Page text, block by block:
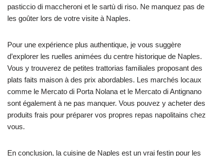
pasticcio di maccheroni et le sartù di riso. Ne manquez pas de
les goûter lors de votre visite à Naples.
Pour une expérience plus authentique, je vous suggère
d’explorer les ruelles animées du centre historique de Naples.
Vous y trouverez de petites trattorias familiales proposant des
plats faits maison à des prix abordables. Les marchés locaux
comme le Mercato di Porta Nolana et le Mercato di Antignano
sont également à ne pas manquer. Vous pouvez y acheter des
produits frais pour préparer vos propres repas napolitains chez
vous.
En conclusion, la cuisine de Naples est un vrai festin pour les